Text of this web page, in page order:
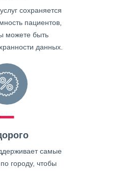
сохраняется
пациентов,
можете быть
данных.
самые
городу, чтобы